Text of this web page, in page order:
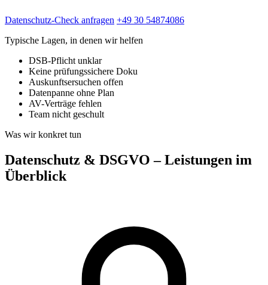
Datenschutz-Check anfragen +49 30 54874086
Typische Lagen, in denen wir helfen
DSB-Pflicht unklar
Keine prüfungssichere Doku
Auskunftsersuchen offen
Datenpanne ohne Plan
AV-Verträge fehlen
Team nicht geschult
Was wir konkret tun
Datenschutz & DSGVO – Leistungen im
Überblick